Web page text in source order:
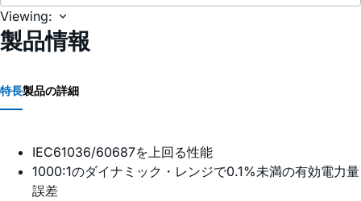
Viewing:
製品情報
特長製品の詳細
IEC61036/60687を上回る性能
1000:1のダイナミック・レンジで0.1%未満の有効電力量
誤差